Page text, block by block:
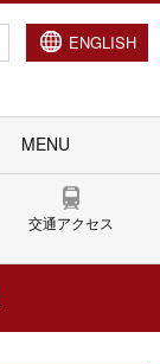
ENGLISH
MENU
交通アクセス